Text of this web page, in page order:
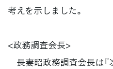
考えを示しました。
<政務調査会長>
長妻昭政務調査会長は『